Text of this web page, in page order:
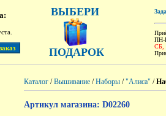
ВЫБЕРИ
ПОДАРОК
ПН-
СБ,
Каталог /Вышивание /Наборы /"Алиса" /
Артикул магазина: D02260